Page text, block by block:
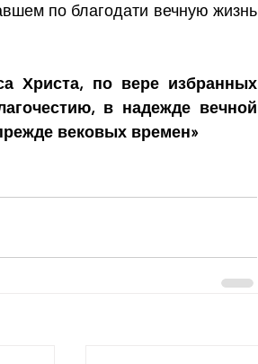
по благодати вечную жизнь
Христа, по вере избранных
в надежде вечной
вековых времен»